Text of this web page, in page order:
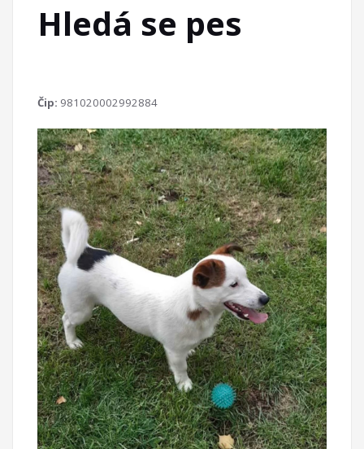
Hledá se pes
Čip: 981020002992884